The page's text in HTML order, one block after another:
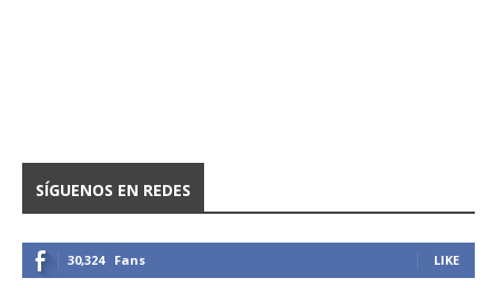
SÍGUENOS EN REDES
30,324 Fans LIKE